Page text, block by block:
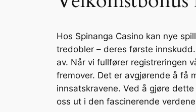
Hos Spinanga Casino kan nye
tredobler – deres første
av. Når vi fullfører registreringen
fremover. Det er avgjørende å få
innsatskravene. Ved å gjøre
oss ut i den fascinerende